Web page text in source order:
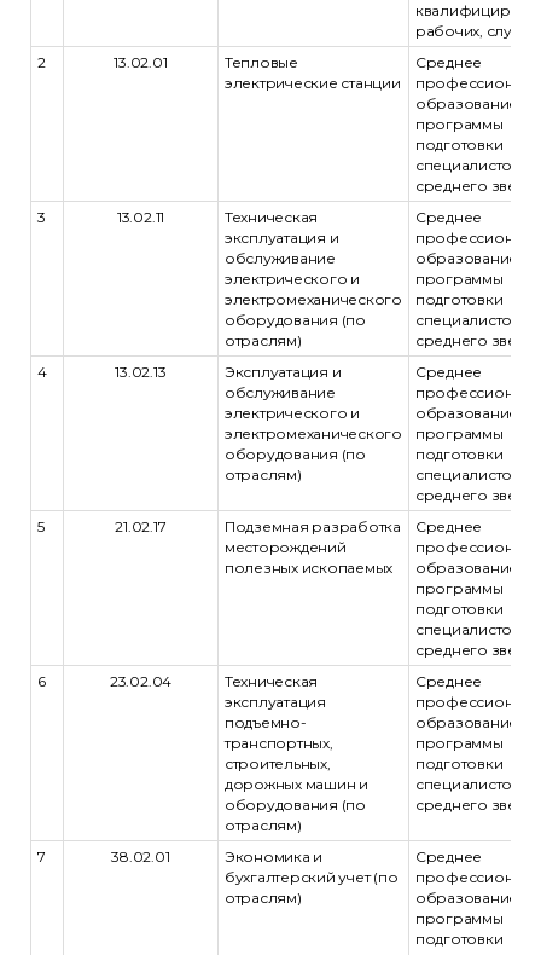
рабочих,
2
13.02.01
Тепловые
электрические станции
Среднее
образование -
программы
подготовки
специалистов
среднего звена
3
13.02.11
Техническая
эксплуатация и
обслуживание
электрического и
электромеханического
оборудования (по
отраслям)
Среднее
образование -
программы
подготовки
специалистов
среднего звена
4
13.02.13
Эксплуатация и
обслуживание
электрического и
электромеханического
оборудования (по
отраслям)
Среднее
образование -
программы
подготовки
специалистов
среднего звена
5
21.02.17
Подземная разработка
месторождений
полезных ископаемых
Среднее
образование -
программы
подготовки
специалистов
среднего звена
6
23.02.04
Техническая
эксплуатация
подъемно-
транспортных,
строительных,
дорожных машин и
оборудования (по
отраслям)
Среднее
образование -
программы
подготовки
специалистов
среднего звена
7 38.02.01
Экономика и
бухгалтерский учет (по
отраслям)
Среднее
образование -
программы
подготовки